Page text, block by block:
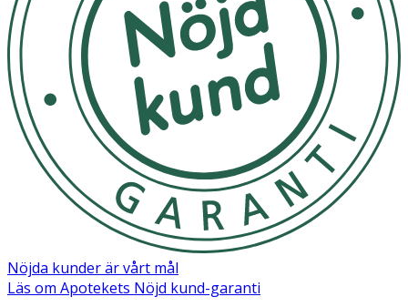
Nöjda kunder är vårt mål
Läs om Apotekets Nöjd kund-garanti